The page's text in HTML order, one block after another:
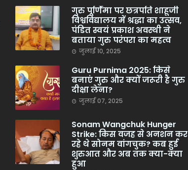
गुरु पूर्णिमा पर छत्रपति शाहूजी
विश्वविद्यालय में श्रद्धा का उत्सव,
पंडित स्वयं प्रकाश अवस्थी ने
बताया गुरु परंपरा का महत्व
जुलाई 10, 2025
Guru Purnima 2025: किसे
बनाएं गुरु और क्यों जरूरी है गुरु
दीक्षा लेना?
जुलाई 07, 2025
Sonam Wangchuk Hunger
Strike: किस वजह से अनशन कर
रहे थे सोनम वांगचुक? कब हुई
शुरुआत और अब तक क्या-क्या
हुआ